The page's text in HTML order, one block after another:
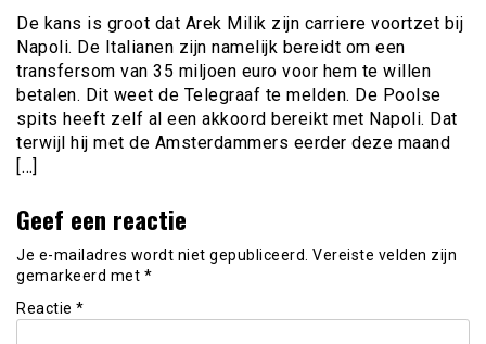
De kans is groot dat Arek Milik zijn carriere voortzet bij
Napoli. De Italianen zijn namelijk bereidt om een
transfersom van 35 miljoen euro voor hem te willen
betalen. Dit weet de Telegraaf te melden. De Poolse
spits heeft zelf al een akkoord bereikt met Napoli. Dat
terwijl hij met de Amsterdammers eerder deze maand
[…]
Geef een reactie
Je e-mailadres wordt niet gepubliceerd. Vereiste velden zijn
gemarkeerd met *
Reactie *